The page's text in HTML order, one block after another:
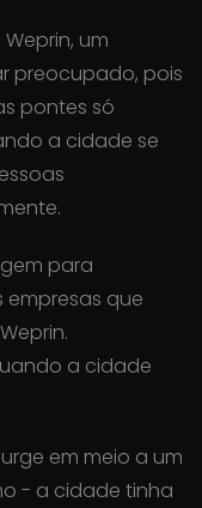
um
preocupado, pois
pontes só
a cidade se
para
que
a cidade
em meio a um
- a cidade tinha